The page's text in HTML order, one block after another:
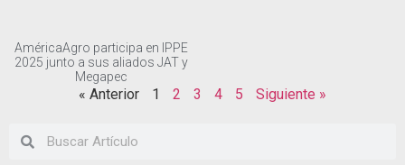
AméricaAgro participa en IPPE
2025 junto a sus aliados JAT y
Megapec
« Anterior 1 2 3 4 5 Siguiente »